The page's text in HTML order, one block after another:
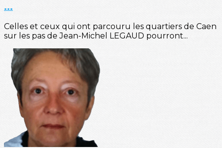
...
Celles et ceux qui ont parcouru les quartiers de Caen
sur les pas de Jean-Michel LEGAUD pourront...